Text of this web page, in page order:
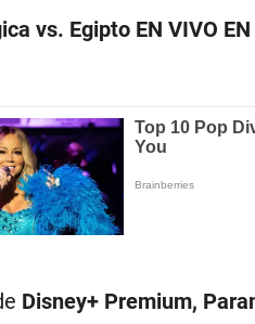
vs. Egipto EN VIVO
Disney+ Premium,